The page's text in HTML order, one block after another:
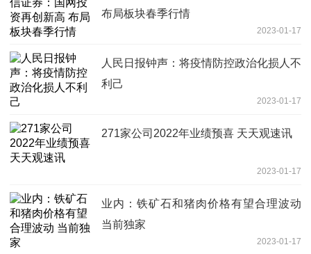
布局板块春季行情
2023-01-17
人民日报钟声：将疫情防控政治化损人不
利己
2023-01-17
271家公司2022年业绩预喜 天天观速讯
2023-01-17
业内：铁矿石和猪肉价格有望合理波动
当前独家
2023-01-17